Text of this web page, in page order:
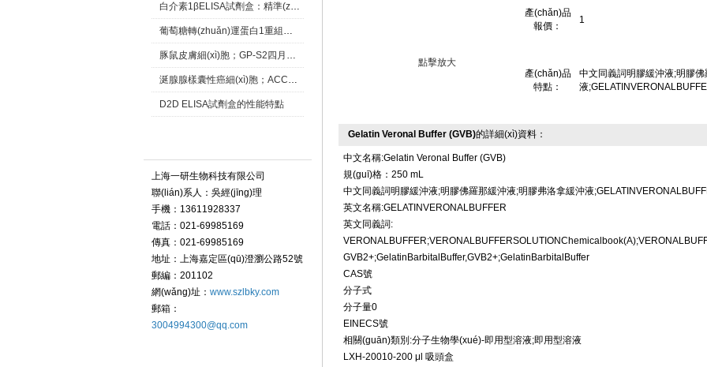
白介素1βELISA試劑盒：精準(zhǔn)檢測炎癥標(biāo)志物的關(guān)鍵工具
葡萄糖轉(zhuǎn)運蛋白1重組兔單抗四月中旭優(yōu)惠
豚鼠皮膚細(xì)胞；GP-S2四月優(yōu)惠活動
涎腺腺樣囊性癌細(xì)胞；ACC-2 細(xì)胞株類特惠價格
D2D ELISA試劑盒的性能特點
上海一研生物科技有限公司
聯(lián)系人：吳經(jīng)理
手機：13611928337
電話：021-69985169
傳真：021-69985169
地址：上海嘉定區(qū)澄瀏公路52號
郵編：201102
網(wǎng)址： www.szlbky.com
郵箱：
3004994300@qq.com
點擊放大
產(chǎn)品
報價：
1
產(chǎn)品
特點：
中文同義詞明膠緩沖液;明膠
液
Gelatin Veronal Buffer (GVB)的詳細(xì)資料：
中文名稱:Gelatin Veronal Buffer (GVB)
規(guī)格：250 mL
中文同義詞明膠緩沖液;明膠佛羅那緩沖液;明膠弗洛拿緩沖液
英文名稱:GELATINVERONALBUFFER
英文同義詞:
GVB2+;GelatinBarbitalBuffer,GVB2+;GelatinBarbitalBuffer
CAS號
分子式
分子量0
EINECS號
相關(guān)類別:分子生物學(xué)-即用型溶液;即用型溶液
LXH-20010-200 μl 吸頭盒